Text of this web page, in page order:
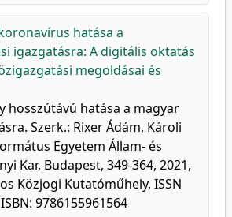
hatása a
igazgatásra: A digitális oktatás
megoldásai és
hosszútávú hatása a magyar
Szerk.: Rixer Ádám, Károli
Egyetem Állam- és
Kar, Budapest, 349-364, 2021,
Közjogi Kutatóműhely, ISSN
9786155961564